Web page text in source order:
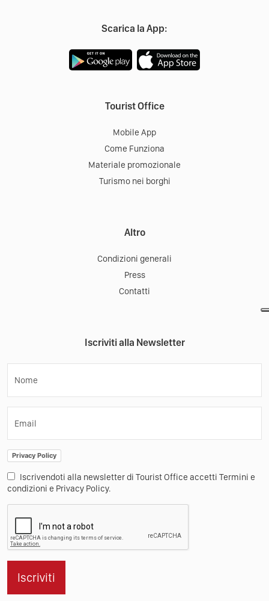
Scarica la App:
Tourist Office
Mobile App
Come Funziona
Materiale promozionale
Turismo nei borghi
Altro
Condizioni generali
Press
Contatti
Iscriviti alla Newsletter
Nome
Email
Privacy Policy
Iscrivendoti alla newsletter di Tourist Office accetti Termini e
condizioni e Privacy Policy.
Iscriviti